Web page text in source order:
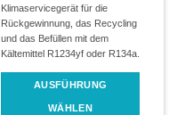
Klimaservicegerät für die
Rückgewinnung, das Recycling
und das Befüllen mit dem
Kältemittel R1234yf oder R134a.
AUSFÜHRUNG
WÄHLEN